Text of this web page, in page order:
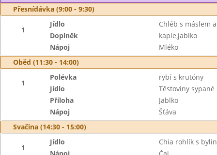
Přesnídávka (9:00 - 9:30)
1
Jídlo
Chléb s máslem
Doplněk
kapie,jablko
Nápoj
Mléko
Oběd (11:30 - 14:00)
1
Polévka
rybí s krutóny
Jídlo
Těstoviny
Příloha
Jablko
Nápoj
Šťáva
Svačina (14:30 - 15:00)
1
Jídlo
Chia rohlík s